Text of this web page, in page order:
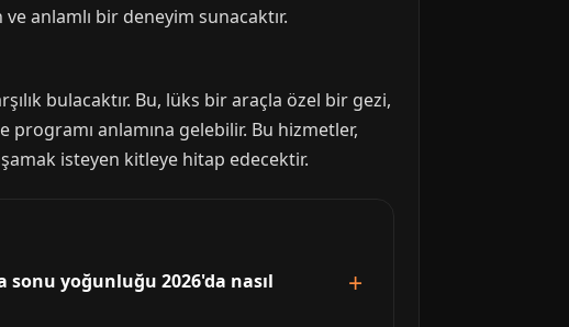
anlamlı bir deneyim sunacaktır.
bulacaktır. Bu, lüks bir araçla özel bir gezi,
anlamına gelebilir. Bu hizmetler,
isteyen kitleye hitap edecektir.
yoğunluğu 2026'da nasıl